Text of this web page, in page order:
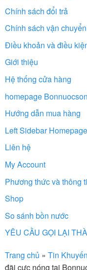
Chính sách đổi trả
Chính sách vận
Điều khoản và điều
Giới thiệu
Hệ thống cửa hàng
homepage
Hướng dẫn mua hàng
Left Sidebar Homepage
Liên hệ
My Account
Phương thức và thông
Shop
So sánh bồn nước
YÊU CẦU GỌI LẠI
Trang chủ » Tin
đãi cực nóng tại